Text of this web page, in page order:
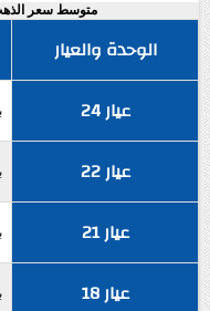
متوسط سعر الذهب
الوحدة والعيار
عيار 24
عيار 22
عيار 21
عيار 18